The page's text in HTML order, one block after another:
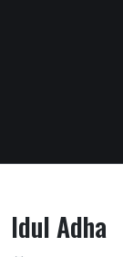
Idul Adha